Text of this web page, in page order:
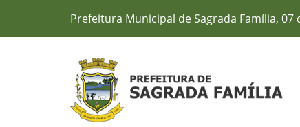
Prefeitura Municipal de Sagrada Família, 07